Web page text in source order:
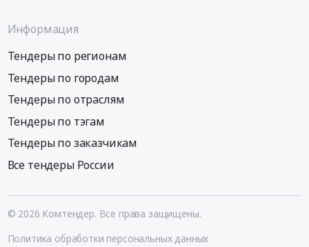
Информация
Тендеры по регионам
Тендеры по городам
Тендеры по отраслям
Тендеры по тэгам
Тендеры по заказчикам
Все тендеры России
© 2026 Комтендер. Все права защищены.
Политика обработки персональных данных